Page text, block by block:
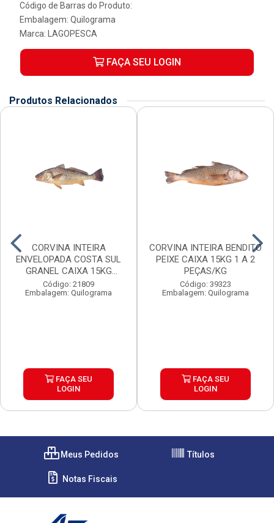
Código de Barras do Produto:
Embalagem: Quilograma
Marca:
LAGOPESCA
FAÇA SEU LOGIN
Produtos Relacionados
CORVINA INTEIRA
ENVELOPADA COSTA SUL
GRANEL CAIXA 15KG
PEÇAS...
Código: 21809
Embalagem: Quilograma
FAÇA SEU
LOGIN
CORVINA INTEIRA BENDITO
PEIXE CAIXA 15KG 1 A 2
PEÇAS/KG
Código: 39323
Embalagem: Quilograma
FAÇA SEU
LOGIN
Meus Pedidos Títulos
Notas Fiscais